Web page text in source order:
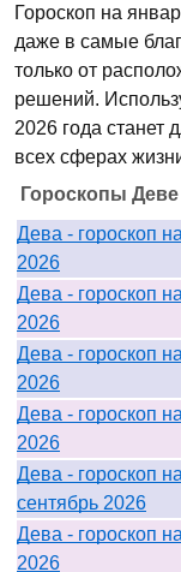
Гороскоп на
даже в самые
только от
решений.
2026 года станет
всех сферах
Гороскопы
Дева - гороскоп
2026
Дева - гороскоп
2026
Дева - гороскоп
2026
Дева - гороскоп
2026
Дева - гороскоп на
сентябрь 2026
Дева - гороскоп
2026